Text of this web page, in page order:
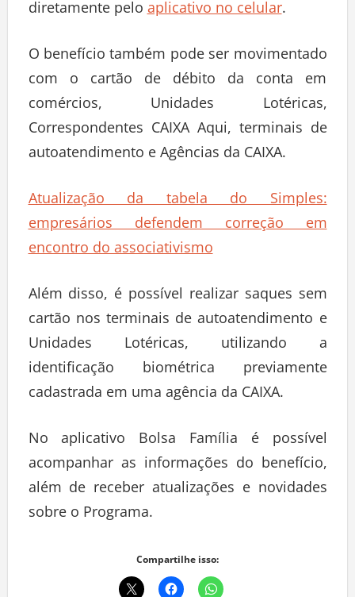
diretamente peloaplicativo no celular.
O benefício também pode ser movimentado
com o cartão de débito da conta em
comércios, Unidades Lotéricas,
Correspondentes CAIXA Aqui, terminais de
autoatendimento e Agências da CAIXA.
Atualização da tabela do Simples:
empresários defendem correção em
encontro do associativismo
Além disso, é possível realizar saques sem
cartão nos terminais de autoatendimento e
Unidades Lotéricas, utilizando a
identificação biométrica previamente
cadastrada em uma agência da CAIXA.
No aplicativo Bolsa Família é possível
acompanhar as informações do benefício,
além de receber atualizações e novidades
sobre o Programa.
Compartilhe isso: